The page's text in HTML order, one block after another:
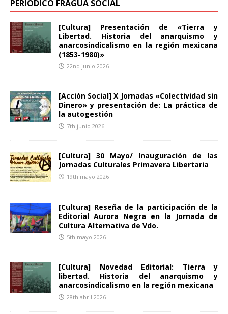
PERIODICO FRAGUA SOCIAL
[Cultura] Presentación de «Tierra y
Libertad. Historia del anarquismo y
anarcosindicalismo en la región mexicana
(1853-1980)»
22nd junio 2026
[Acción Social] X Jornadas «Colectividad sin
Dinero» y presentación de: La práctica de
la autogestión
7th junio 2026
[Cultura] 30 Mayo/ Inauguración de las
Jornadas Culturales Primavera Libertaria
19th mayo 2026
[Cultura] Reseña de la participación de la
Editorial Aurora Negra en la Jornada de
Cultura Alternativa de Vdo.
5th mayo 2026
[Cultura] Novedad Editorial: Tierra y
libertad. Historia del anarquismo y
anarcosindicalismo en la región mexicana
28th abril 2026